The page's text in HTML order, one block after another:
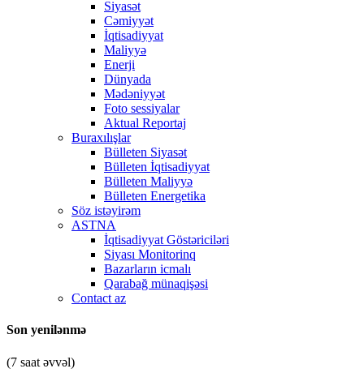
Siyasət
Cəmiyyət
İqtisadiyyat
Maliyyə
Enerji
Dünyada
Mədəniyyət
Foto sessiyalar
Aktual Reportaj
Buraxılışlar
Bülleten Siyasət
Bülleten İqtisadiyyat
Bülleten Maliyyə
Bülleten Energetika
Söz istəyirəm
ASTNA
İqtisadiyyat Göstəriciləri
Siyası Monitorinq
Bazarların icmalı
Qarabağ münaqişəsi
Contact az
Son yenilənmə
(7 saat əvvəl)